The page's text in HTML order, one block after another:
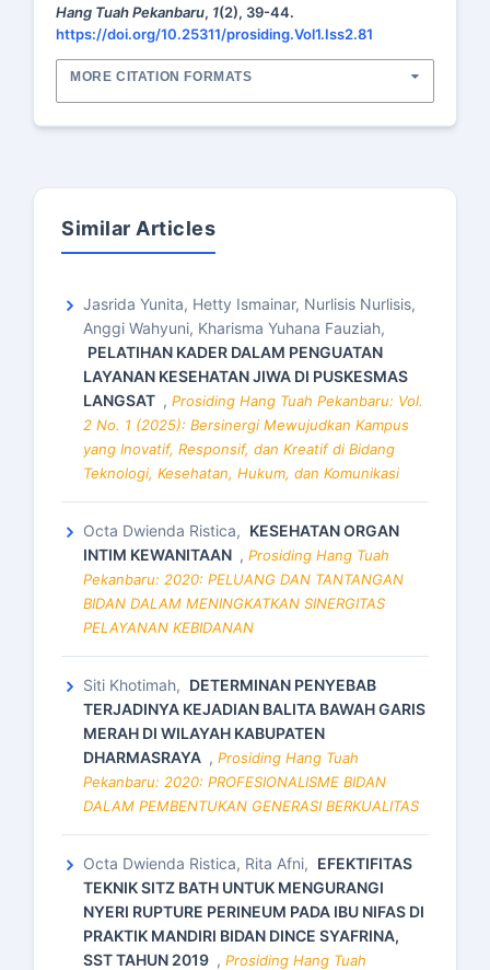
Hang Tuah Pekanbaru, 1(2), 39-44.
https://doi.org/10.25311/prosiding.Vol1.Iss2.81
MORE CITATION FORMATS
Similar Articles
Jasrida Yunita, Hetty Ismainar, Nurlisis Nurlisis,
Anggi Wahyuni, Kharisma Yuhana Fauziah,
PELATIHAN KADER DALAM PENGUATAN
LAYANAN KESEHATAN JIWA DI PUSKESMAS
LANGSAT , Prosiding Hang Tuah Pekanbaru: Vol.
2 No. 1 (2025): Bersinergi Mewujudkan Kampus
yang Inovatif, Responsif, dan Kreatif di Bidang
Teknologi, Kesehatan, Hukum, dan Komunikasi
Octa Dwienda Ristica, KESEHATAN ORGAN
INTIM KEWANITAAN , Prosiding Hang Tuah
Pekanbaru: 2020: PELUANG DAN TANTANGAN
BIDAN DALAM MENINGKATKAN SINERGITAS
PELAYANAN KEBIDANAN
Siti Khotimah, DETERMINAN PENYEBAB
TERJADINYA KEJADIAN BALITA BAWAH GARIS
MERAH DI WILAYAH KABUPATEN
DHARMASRAYA , Prosiding Hang Tuah
Pekanbaru: 2020: PROFESIONALISME BIDAN
DALAM PEMBENTUKAN GENERASI BERKUALITAS
Octa Dwienda Ristica, Rita Afni, EFEKTIFITAS
TEKNIK SITZ BATH UNTUK MENGURANGI
NYERI RUPTURE PERINEUM PADA IBU NIFAS DI
PRAKTIK MANDIRI BIDAN DINCE SYAFRINA,
SST TAHUN 2019 , Prosiding Hang Tuah